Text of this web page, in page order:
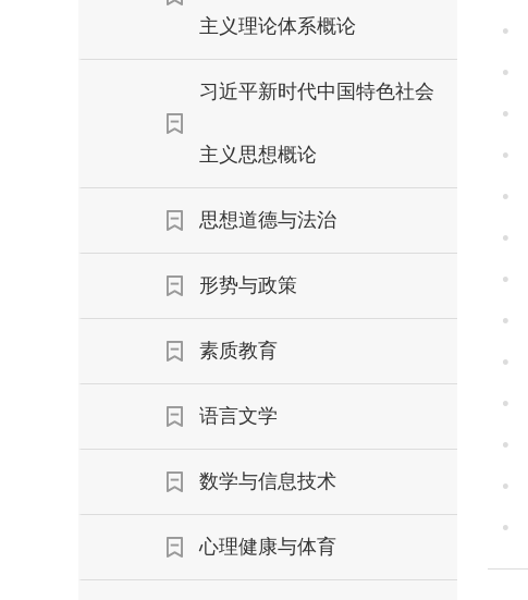
主义理论体系概论
习近平新时代中国特色社会
主义思想概论
思想道德与法治
形势与政策
素质教育
语言文学
数学与信息技术
心理健康与体育